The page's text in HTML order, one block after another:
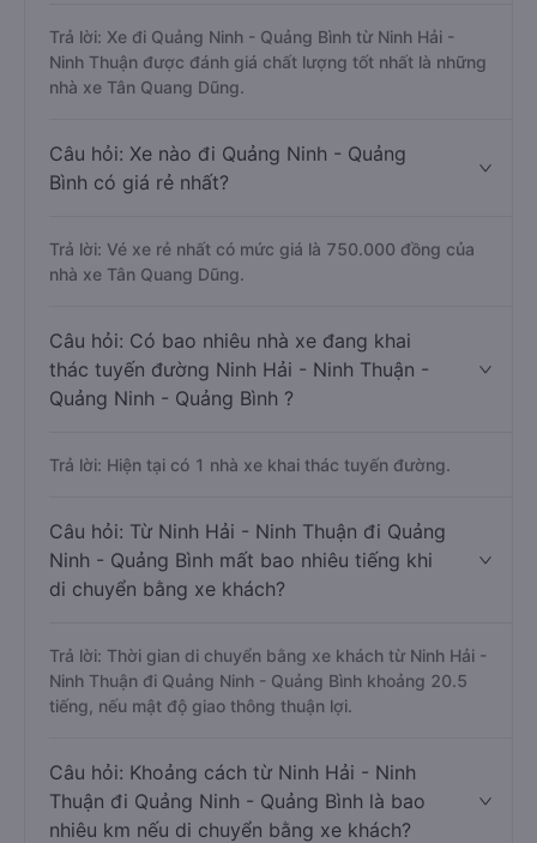
Trả lời: Xe đi Quảng Ninh - Quảng Bình từ Ninh Hải -
Ninh Thuận được đánh giá chất lượng tốt nhất là những
nhà xe Tân Quang Dũng.
Câu hỏi: Xe nào đi Quảng Ninh - Quảng
Bình có giá rẻ nhất?
Trả lời: Vé xe rẻ nhất có mức giá là 750.000 đồng của
nhà xe Tân Quang Dũng.
Câu hỏi: Có bao nhiêu nhà xe đang khai
thác tuyến đường Ninh Hải - Ninh Thuận -
Quảng Ninh - Quảng Bình ?
Trả lời: Hiện tại có 1 nhà xe khai thác tuyến đường.
Câu hỏi: Từ Ninh Hải - Ninh Thuận đi Quảng
Ninh - Quảng Bình mất bao nhiêu tiếng khi
di chuyển bằng xe khách?
Trả lời: Thời gian di chuyển bằng xe khách từ Ninh Hải -
Ninh Thuận đi Quảng Ninh - Quảng Bình khoảng 20.5
tiếng, nếu mật độ giao thông thuận lợi.
Câu hỏi: Khoảng cách từ Ninh Hải - Ninh
Thuận đi Quảng Ninh - Quảng Bình là bao
nhiêu km nếu di chuyển bằng xe khách?